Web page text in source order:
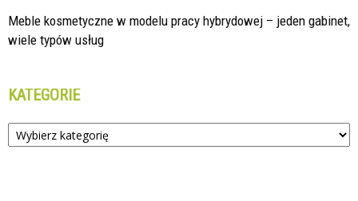
Meble kosmetyczne w modelu pracy hybrydowej – jeden gabinet,
wiele typów usług
KATEGORIE
Kategorie